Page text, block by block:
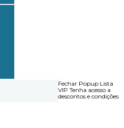
Fechar Popup Lista
VIP Tenha acesso a
descontos e condições